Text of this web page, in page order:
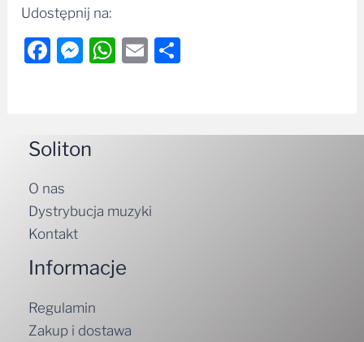
Udostępnij na:
Facebook
Messenger
WhatsApp
Email
Soliton
O nas
Dystrybucja muzyki
Kontakt
Informacje
Regulamin
Zakup i dostawa